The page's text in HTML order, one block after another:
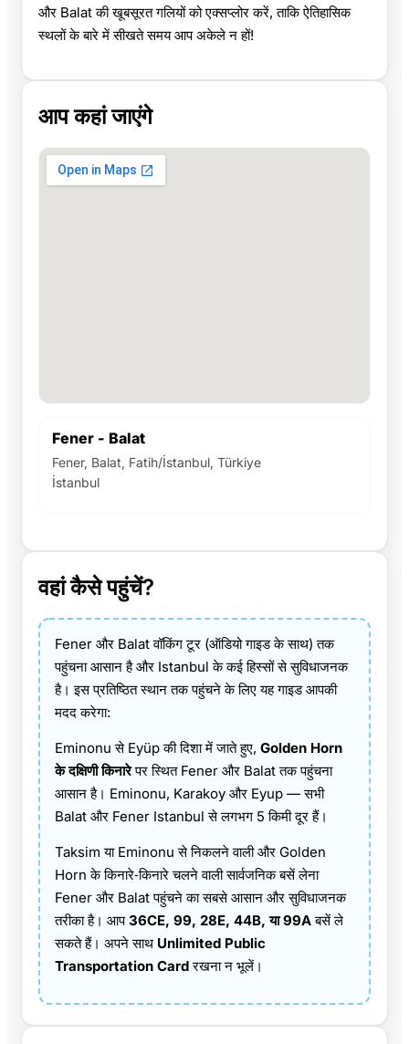
और Balat की खूबसूरत गलियों को एक्सप्लोर करें, ताकि ऐतिहासिक
स्थलों के बारे में सीखते समय आप अकेले न हों!
आप कहां जाएंगे
Fener - Balat
Fener, Balat, Fatih/İstanbul, Türkiye
İstanbul
वहां कैसे पहुंचें?
Fener और Balat वॉकिंग टूर (ऑडियो गाइड के साथ) तक
पहुंचना आसान है और Istanbul के कई हिस्सों से सुविधाजनक
है। इस प्रतिष्ठित स्थान तक पहुंचने के लिए यह गाइड आपकी
मदद करेगा:
Eminonu से Eyüp की दिशा में जाते हुए, Golden Horn
के दक्षिणी किनारेपर स्थित Fener और Balat तक पहुंचना
आसान है। Eminonu, Karakoy और Eyup — सभी
Balat और Fener Istanbul से लगभग 5 किमी दूर हैं।
Taksim या Eminonu से निकलने वाली और Golden
Horn के किनारे‑किनारे चलने वाली सार्वजनिक बसें लेना
Fener और Balat पहुंचने का सबसे आसान और सुविधाजनक
तरीका है। आप36CE, 99, 28E, 44B, या 99Aबसें ले
सकते हैं। अपने साथ Unlimited Public
Transportation Cardरखना न भूलें।